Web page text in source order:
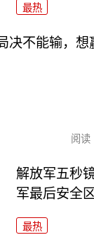
最热
决不能输，
阅读
解放军五秒
军最后安全
最热